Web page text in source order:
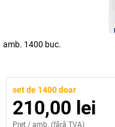
amb. 1400 buc.
set de 1400 doar
210,00 lei
Preț / amb. (fără TVA)